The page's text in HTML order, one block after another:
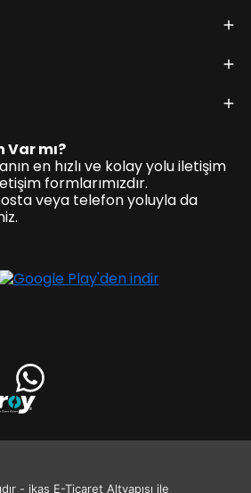
Var mı?
en hızlı ve kolay yolu iletişim
formlarımızdır.
veya telefon yoluyla da
- ikas E-Ticaret Altyapısı ile